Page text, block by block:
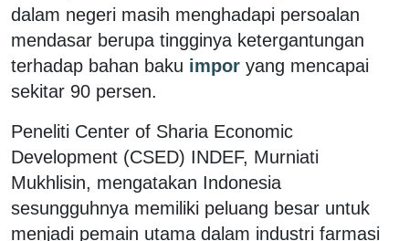
dalam negeri masih menghadapi persoalan
mendasar berupa tingginya ketergantungan
terhadap bahan baku impor yang mencapai
sekitar 90 persen.
Peneliti Center of Sharia Economic
Development (CSED) INDEF, Murniati
Mukhlisin, mengatakan Indonesia
sesungguhnya memiliki peluang besar untuk
menjadi pemain utama dalam industri farmasi